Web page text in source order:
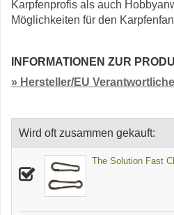
Karpfenprofis als auch
Möglichkeiten für den
INFORMATIONEN ZUR
» Hersteller/EU
Wird oft zusammen gekauft:
The Solution Fast